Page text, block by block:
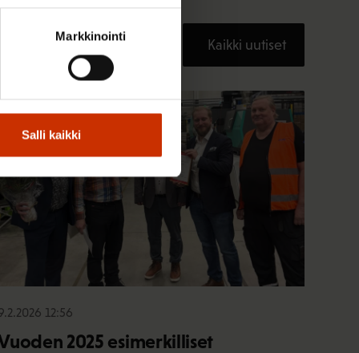
Markkinointi
Salli kaikki
Kaikki uutiset
12:56
2025 esimerkilliset